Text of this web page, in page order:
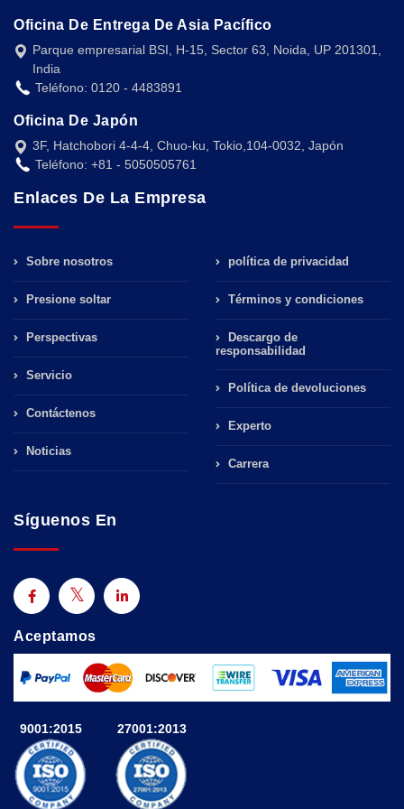
Oficina De Entrega De Asia Pacífico
Parque empresarial BSI, H-15, Sector 63, Noida, UP 201301,
India
Teléfono: 0120 - 4483891
Oficina De Japón
3F, Hatchobori 4-4-4, Chuo-ku, Tokio,104-0032, Japón
Teléfono: +81 - 5050505761
Enlaces De La Empresa
Sobre nosotros
Presione soltar
Perspectivas
Servicio
Contáctenos
Noticias
política de privacidad
Términos y condiciones
Descargo de
responsabilidad
Política de devoluciones
Experto
Carrera
Síguenos En
Aceptamos
9001:2015 27001:2013